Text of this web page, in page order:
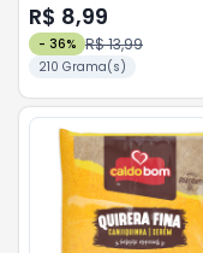
R$ 8,99
- 36% R$ 13,99
210 Grama(s)